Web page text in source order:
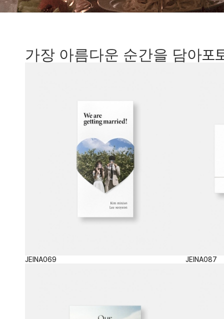
가장 아름다운 순간을 담아포
JEINA069 JEINA087